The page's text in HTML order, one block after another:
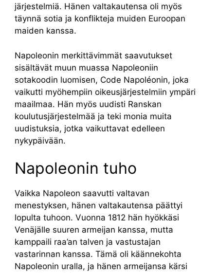
järjestelmiä. Hänen valtakautensa oli myös
täynnä sotia ja konflikteja muiden Euroopan
maiden kanssa.
Napoleonin merkittävimmät saavutukset
sisältävät muun muassa Napoleoniin
sotakoodin luomisen, Code Napoléonin, joka
vaikutti myöhempiin oikeusjärjestelmiin ympäri
maailmaa. Hän myös uudisti Ranskan
koulutusjärjestelmää ja teki monia muita
uudistuksia, jotka vaikuttavat edelleen
nykypäivään.
Napoleonin tuho
Vaikka Napoleon saavutti valtavan
menestyksen, hänen valtakautensa päättyi
lopulta tuhoon. Vuonna 1812 hän hyökkäsi
Venäjälle suuren armeijan kanssa, mutta
kamppaili raa’an talven ja vastustajan
vastarinnan kanssa. Tämä oli käännekohta
Napoleonin uralla, ja hänen armeijansa kärsi